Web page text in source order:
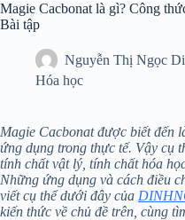
Magie Cacbonat là gì? Công
Bài tập
Nguyễn Thị Ngọc
Hóa học
Magie Cacbonat được biết đến
ứng dụng trong thực tế. Vậy cụ
tính chất vật lý, tính chất hóa
Những ứng dụng và cách điều
viết cụ thể dưới đây của
kiến thức về chủ đề trên, cùng